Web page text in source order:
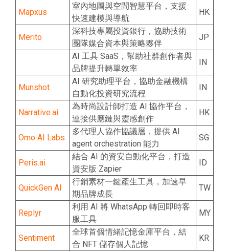
Mapxus
室內地圖與空間智慧平台，支援
快速建模與導航
HK
Merito
深科技專屬投資銀行，協助技術
團隊媒合資本與策略夥伴
JP
AI 工具 SaaS，幫助社群創作者與
品牌提升轉單效率
IN
Munshot
AI 研究助理平台，協助金融機構
自動化投資研究流程
IN
Narrative.ai
為時尚設計師打造 AI 協作平台，
連接供應鏈與靈感創作
HK
Omo AI Labs
多代理人協作協議層，提供 AI
agent orchestration 能力
SG
Peris.ai
結合 AI 的資安自動化平台，打造
資安版 Zapier
ID
QuickGen AI
行銷素材一鍵產生工具，加速早
期品牌成長
TW
Replyr
利用 AI 將 WhatsApp 轉回即時客
服工具
MY
Sentiment
全球首個情緒記憶金庫平台，結
合 NFT 儲存個人記憶
KR